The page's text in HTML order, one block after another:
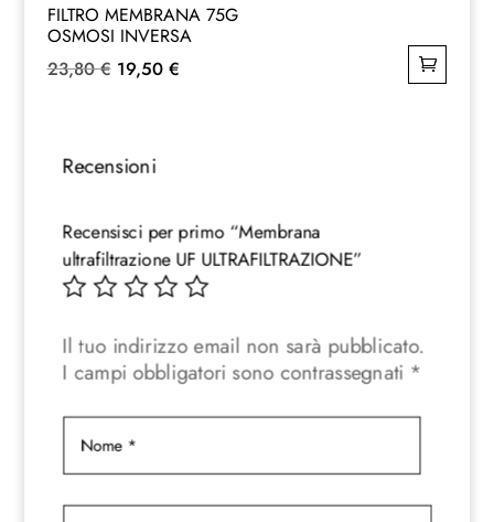
FILTRO MEMBRANA 75G
OSMOSI INVERSA
23,80€ Il
era:
23,80 €.
19,50 €Il
Recensioni
Recensisci per primo “Membrana
ultrafiltrazione UF ULTRAFILTRAZIONE”
Il tuo indirizzo email non sarà pubblicato.
I campi obbligatori sono contrassegnati *